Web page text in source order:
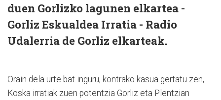
duen Gorlizko lagunen elkartea -
Gorliz Eskualdea Irratia - Radio
Udalerria de Gorliz elkarteak.
Orain dela urte bat inguru, kontrako kasua gertatu zen,
Koska irratiak zuen potentzia Gorliz eta Plentzian